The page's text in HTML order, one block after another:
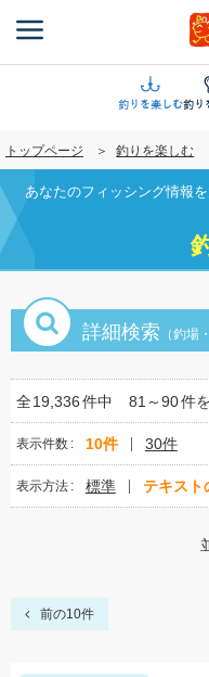
ン
に
移
動
釣りを楽しむ釣り
トップページ 釣りを楽しむ
あなたのフィッシング情報
詳細検索 （釣場
全19,336件中 81～90件
表示件数 10件 30件
表示方法 標準 テキスト
前の10件